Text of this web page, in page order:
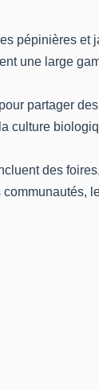
pépinières et
une large
partager
culture
des